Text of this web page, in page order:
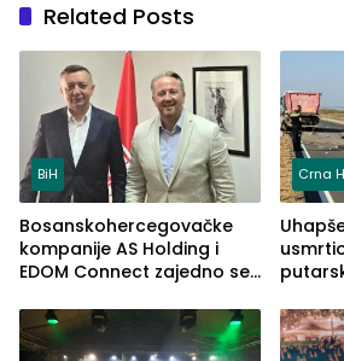
Related Posts
BiH
Bosanskohercegovačke
kompanije AS Holding i
EDOM Connect zajedno se
Crna
(FOTO)